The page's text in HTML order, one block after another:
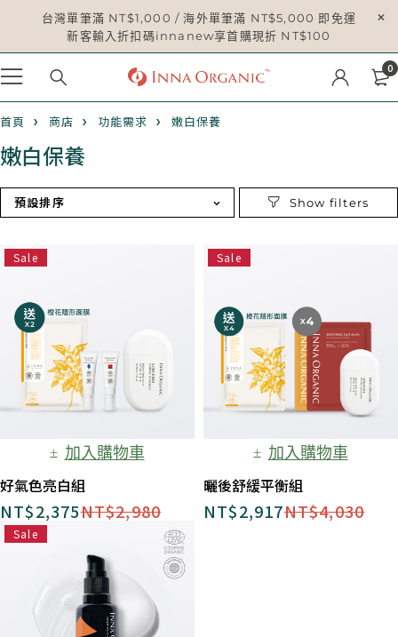
台灣單筆滿 NT$1,000 / 海外單筆滿 NT$5,000 即免運
新客輸入折扣碼innanew享首購現折 NT$100
0
首頁 商店 功能需求 嫩白保養
嫩白保養
預設排序
Sale
加入購物車
好氣色亮白組​
NT$2,980
NT$2,375
Sale
加入購物車
曬後舒緩平衡組​
NT$4,030
NT$2,917
Sale